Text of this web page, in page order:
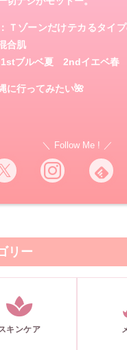
Ｔゾーンだけテカるタイ
合肌
1stブルベ夏 2ndイエベ春
に行ってみたい🌺
Follow Me !
リー
キンケア